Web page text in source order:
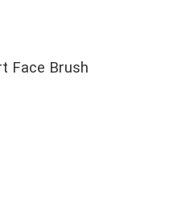
Face Brush